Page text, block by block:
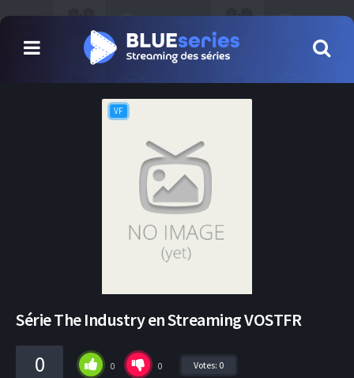
VF
Série The Industry en Streaming VOSTFR
0 0 0 Votes: 0